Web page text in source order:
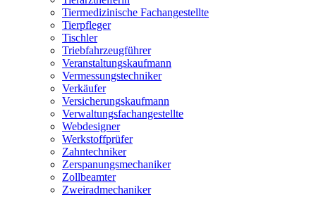
Tiermedizinische Fachangestellte
Tierpfleger
Tischler
Triebfahrzeugführer
Veranstaltungskaufmann
Vermessungstechniker
Verkäufer
Versicherungskaufmann
Verwaltungsfachangestellte
Webdesigner
Werkstoffprüfer
Zahntechniker
Zerspanungsmechaniker
Zollbeamter
Zweiradmechaniker